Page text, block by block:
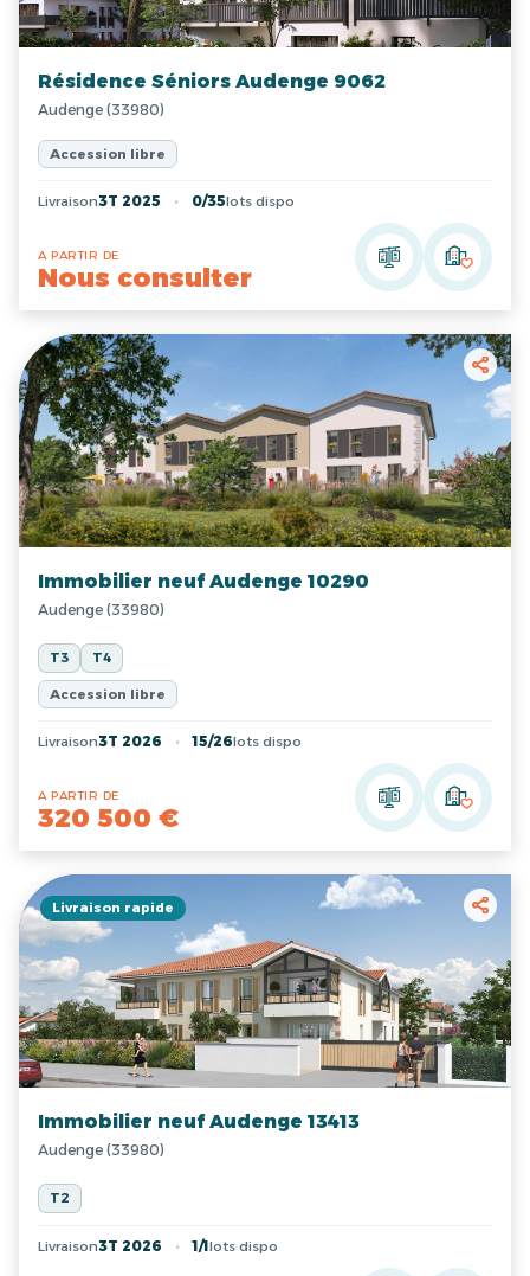
Résidence Séniors Audenge 9062
Audenge (33980)
Accession libre
Livraison3T 2025 0/35lots dispo
A PARTIR DE
Nous consulter
Immobilier neuf Audenge 10290
Audenge (33980)
T3 T4
Accession libre
Livraison3T 2026 15/26lots dispo
A PARTIR DE
320 500 €
Livraison rapide
Immobilier neuf Audenge 13413
Audenge (33980)
T2
Livraison3T 2026 1/1 lots dispo